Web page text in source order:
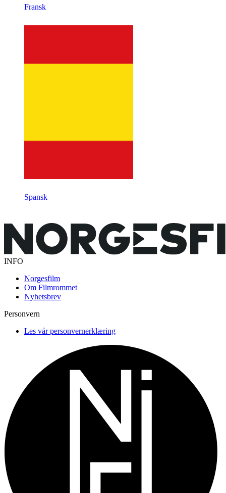
Fransk
Spansk
INFO
Norgesfilm
Om Filmrommet
Nyhetsbrev
Personvern
Les vår personvernerklæring